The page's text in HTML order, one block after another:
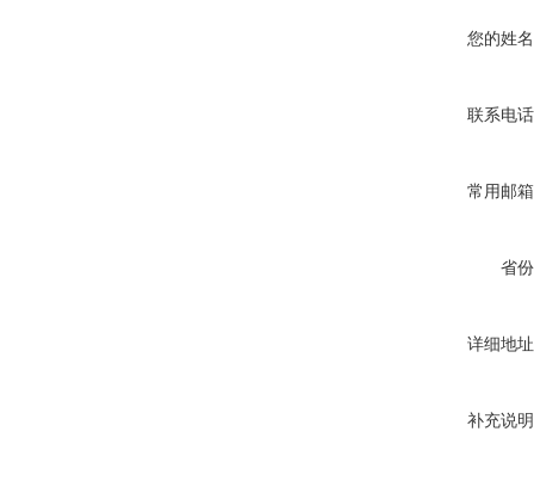
您的姓
联系电
常用邮
省
详细地
补充说